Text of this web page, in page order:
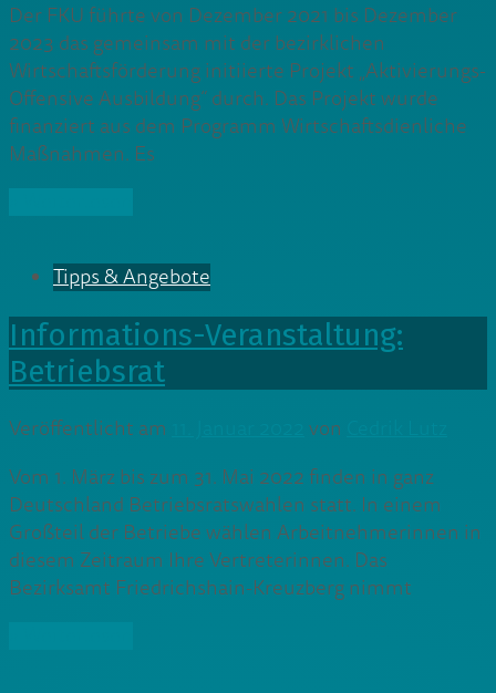
Der FKU führte von Dezember 2021 bis Dezember
2023 das gemeinsam mit der bezirklichen
Wirtschaftsförderung initiierte Projekt „Aktivierungs-
Offensive Ausbildung“ durch. Das Projekt wurde
finanziert aus dem Programm Wirtschaftsdienliche
Maßnahmen. Es
Tipps & Angebote
Informations-Veranstaltung:
Betriebsrat
Veröffentlicht am von
Vom 1. März bis zum 31. Mai 2022 finden in ganz
Deutschland Betriebsratswahlen statt. In einem
Großteil der Betriebe wählen Arbeitnehmerinnen in
diesem Zeitraum Ihre Vertreterinnen. Das
Bezirksamt Friedrichshain-Kreuzberg nimmt